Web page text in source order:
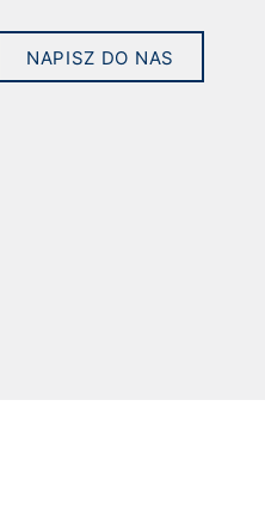
NAPISZ DO NAS